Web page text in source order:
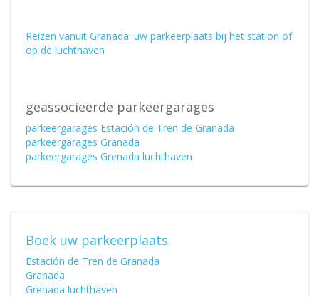
Reizen vanuit Granada: uw parkeerplaats bij het station of
op de luchthaven
geassocieerde parkeergarages
parkeergarages Estación de Tren de Granada
parkeergarages Granada
parkeergarages Grenada luchthaven
Boek uw parkeerplaats
Estación de Tren de Granada
Granada
Grenada luchthaven